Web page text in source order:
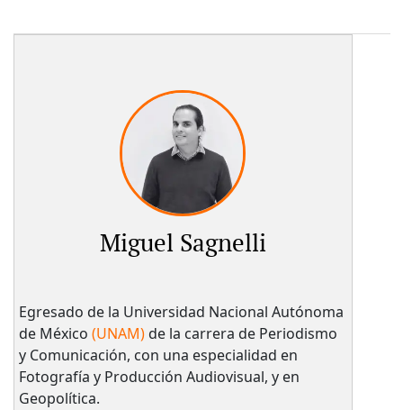
Miguel Sagnelli
Egresado de la Universidad Nacional Autónoma
de México (UNAM)de la carrera de Periodismo
y Comunicación, con una especialidad en
Fotografía y Producción Audiovisual, y en
Geopolítica.